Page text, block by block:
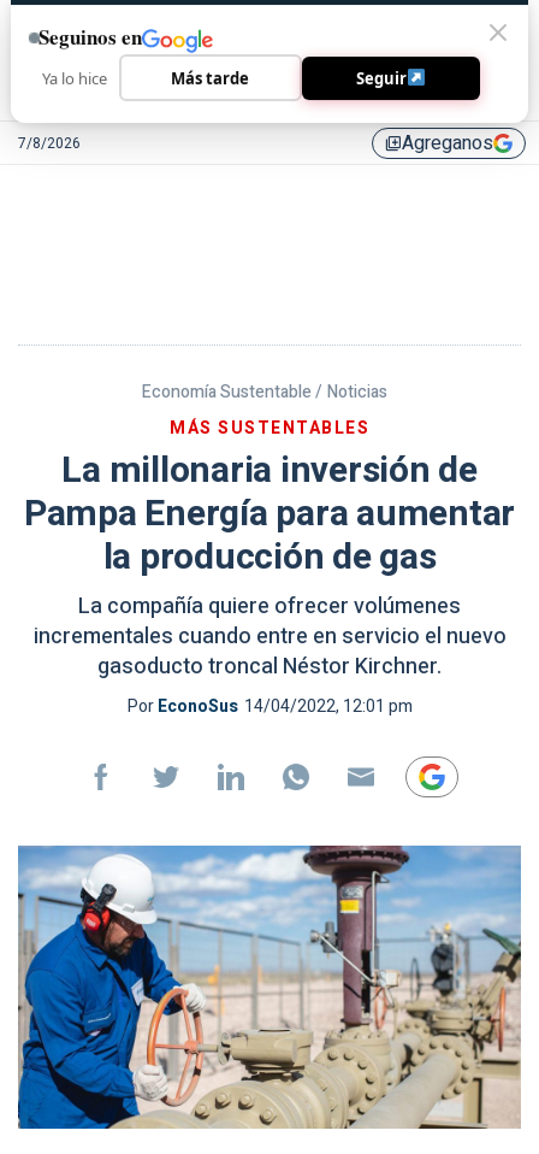
7/8/2026 library_addAgreganos
Economía Sustentable / Noticias
MÁS SUSTENTABLES
La millonaria inversión de
Pampa Energía para aumentar
la producción de gas
La compañía quiere ofrecer volúmenes
incrementales cuando entre en servicio el nuevo
gasoducto troncal Néstor Kirchner.
PorEconoSus 14/04/2022, 12:01 pm
Seguinos en
Ya lo hice Más tarde Seguir